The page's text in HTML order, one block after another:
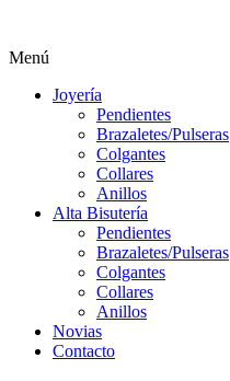
Menú
Joyería
Pendientes
Brazaletes/Pulseras
Colgantes
Collares
Anillos
Alta Bisutería
Pendientes
Brazaletes/Pulseras
Colgantes
Collares
Anillos
Novias
Contacto